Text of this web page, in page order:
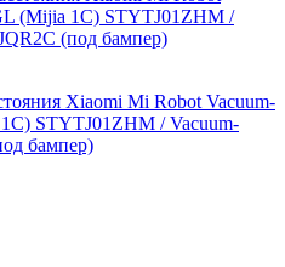
Xiaomi Mi Robot Vacuum-
STYTJ01ZHM / Vacuum-
бампер)